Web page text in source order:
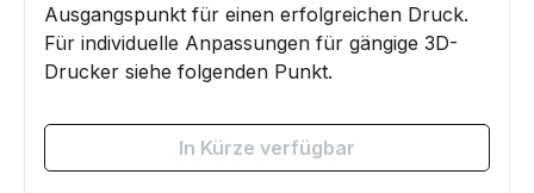
Ausgangspunkt für einen erfolgreichen Druck.
Für individuelle Anpassungen für gängige 3D-
Drucker siehe folgenden Punkt.
In Kürze verfügbar